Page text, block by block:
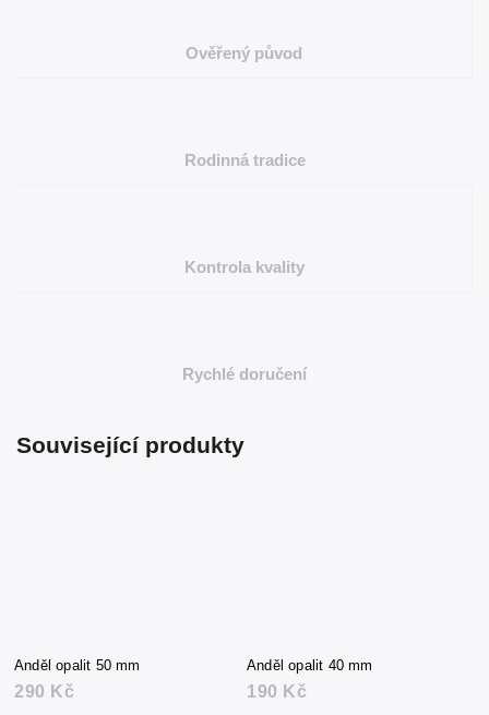
Ověřený původ
Rodinná tradice
Kontrola kvality
Rychlé doručení
Související produkty
Anděl opalit 50 mm
290 Kč
Anděl opalit 40 mm
190 Kč